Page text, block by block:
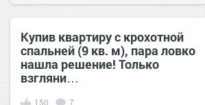
позитива! 01:17 22 май 2024
Купив квартиру с крохотной
спальней (9 кв. м), пара ловко
нашла решение! Только
взгляни…
150 7